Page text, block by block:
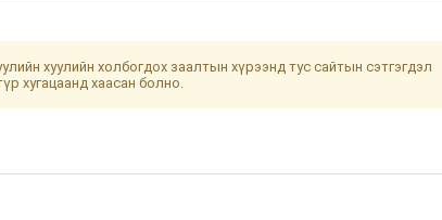
хуулийн холбогдох заалтын хүрээнд тус сайтын сэтгэгдэл
хугацаанд хаасан болно.